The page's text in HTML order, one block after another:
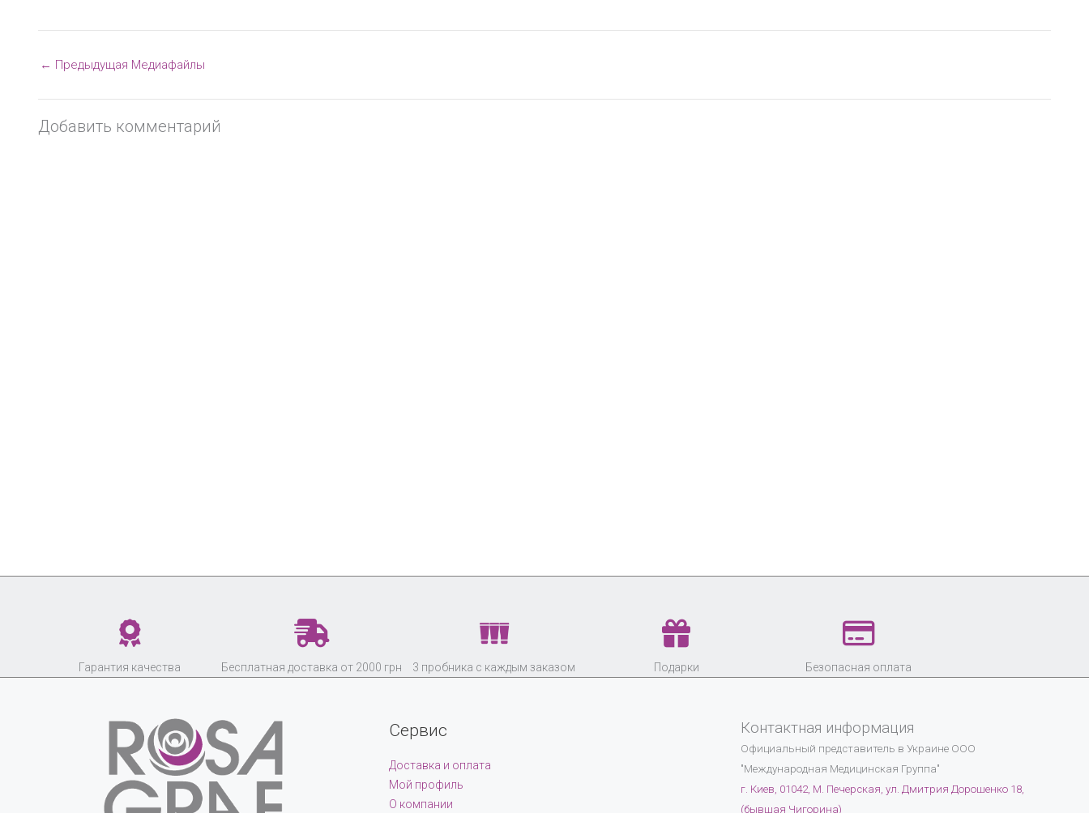
← Предыдущая Медиафайлы
Добавить комментарий
Гарантия качества Бесплатная доставка от 2000 грн 3 пробника с каждым заказом Подарки Безопасная оплата
Сервис
Доставка и оплата
Мой профиль
О компании
Контактная информация
Официальный представитель в Украине ООО
"Международная Медицинская Группа"
г. Киев, 01042, М. Печерская, ул. Дмитрия Дорошенко 18,
(бывшая Чигорина)